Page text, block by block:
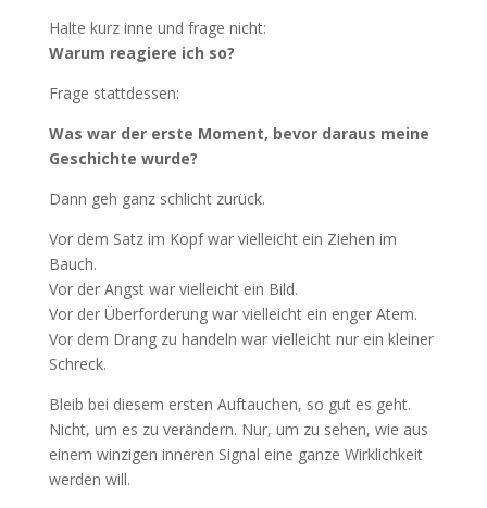
Halte kurz inne und frage nicht:
Warum reagiere ich so?
Frage stattdessen:
Was war der erste Moment, bevor daraus meine
Geschichte wurde?
Dann geh ganz schlicht zurück.
Vor dem Satz im Kopf war vielleicht ein Ziehen im
Bauch.
Vor der Angst war vielleicht ein Bild.
Vor der Überforderung war vielleicht ein enger Atem.
Vor dem Drang zu handeln war vielleicht nur ein kleiner
Schreck.
Bleib bei diesem ersten Auftauchen, so gut es geht.
Nicht, um es zu verändern. Nur, um zu sehen, wie aus
einem winzigen inneren Signal eine ganze Wirklichkeit
werden will.